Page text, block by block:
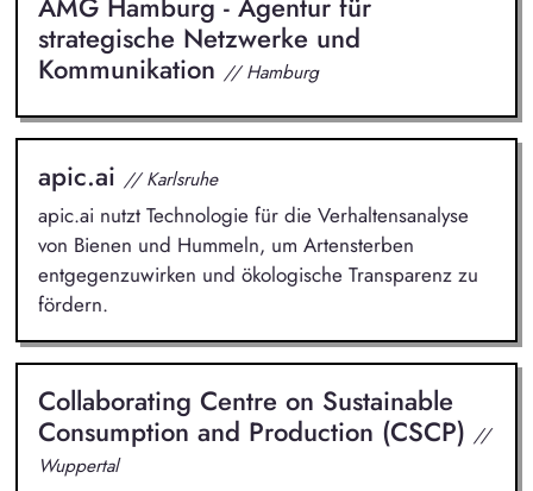
strategische Netzwerke und
Kommunikation // Hamburg
apic.ai // Karlsruhe
apic.ai nutzt Technologie für die Verhaltensanalyse
von Bienen und Hummeln, um Artensterben
entgegenzuwirken und ökologische Transparenz zu
fördern.
Collaborating Centre on Sustainable
Consumption and Production (CSCP) //
Wuppertal